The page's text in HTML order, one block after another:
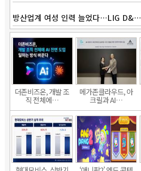
방산업계 여성 인력 늘었다…LIG D&…
더존비즈온, 개발 조
직 전체에…
메가존클라우드, 아
크릴과 AI…